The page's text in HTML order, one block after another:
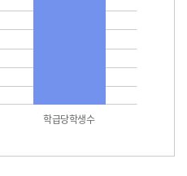
학급당학생수